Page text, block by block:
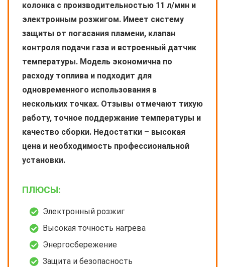
колонка с производительностью 11 л/мин и
электронным розжигом. Имеет систему
защиты от погасания пламени, клапан
контроля подачи газа и встроенный датчик
температуры. Модель экономична по
расходу топлива и подходит для
одновременного использования в
нескольких точках. Отзывы отмечают тихую
работу, точное поддержание температуры и
качество сборки. Недостатки – высокая
цена и необходимость профессиональной
установки.
ПЛЮСЫ:
Электронный розжиг
Высокая точность нагрева
Энергосбережение
Защита и безопасность